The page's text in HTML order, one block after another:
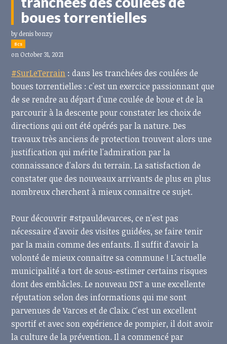
boues torrentielles
bydenis bonzy
8cs
on October 31, 2021
#SurLeTerrain : dans les tranchées des coulées de
boues torrentielles : c'est un exercice passionnant que
de se rendre au départ d'une coulée de boue et de la
parcourir à la descente pour constater les choix de
directions qui ont été opérés par la nature. Des
travaux très anciens de protection trouvent alors une
justification qui mérite l'admiration par la
connaissance d'alors du terrain. La satisfaction de
constater que des nouveaux arrivants de plus en plus
nombreux cherchent à mieux connaitre ce sujet.
Pour découvrir #stpauldevarces, ce n'est pas
nécessaire d'avoir des visites guidées, se faire tenir
par la main comme des enfants. Il suffit d'avoir la
volonté de mieux connaitre sa commune ! L'actuelle
municipalité a tort de sous-estimer certains risques
dont des embâcles. Le nouveau DST a une excellente
réputation selon des informations qui me sont
parvenues de Varces et de Claix. C'est un excellent
sportif et avec son expérience de pompier, il doit avoir
la culture de la prévention. Il a commencé par